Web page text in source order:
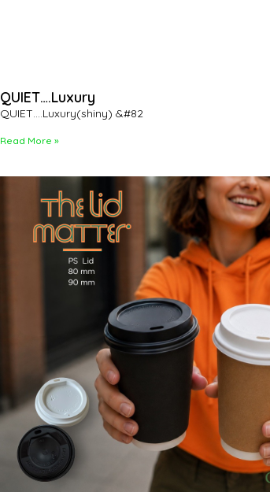
QUIET….Luxury
QUIET….Luxury(shiny) &#82
Read More »